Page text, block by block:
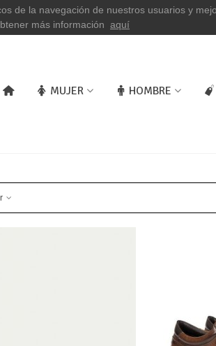
de la navegación de nuestros usuarios y
más información aquí
MUJER HOMBRE